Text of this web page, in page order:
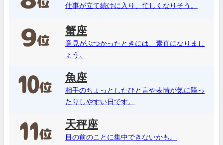
仕事が立て続けに入り、忙しくなりそう。
蟹座
意見がぶつかったときには、素直になりまし
ょう。
魚座
相手のちょっとしたひと言や表情が気に障っ
たりしやすい日です。
天秤座
目の前のことに集中できないかも。